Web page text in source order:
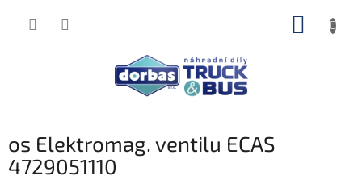
os Elektromag. ventilu ECAS
4729051110